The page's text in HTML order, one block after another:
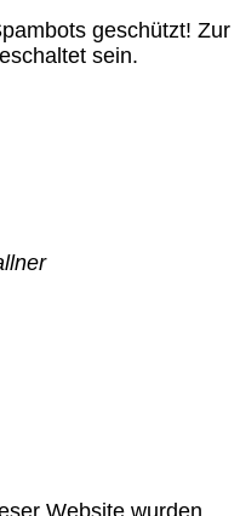
geschützt! Zur
sein.